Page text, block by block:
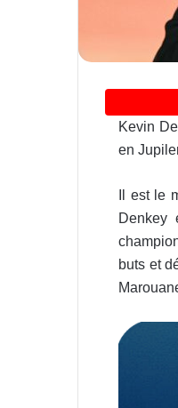
Kevin
en
Il est le
Denkey
buts et